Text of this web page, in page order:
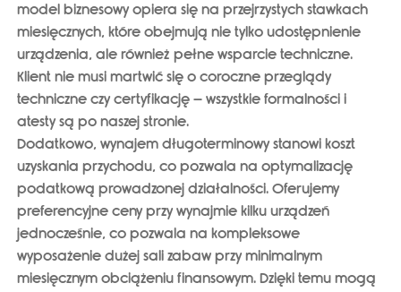
model biznesowy opiera się na przejrzystych stawkach
miesięcznych, które obejmują nie tylko udostępnienie
urządzenia, ale również pełne wsparcie techniczne.
Klient nie musi martwić się o coroczne przeglądy
techniczne czy certyfikację – wszystkie formalności i
atesty są po naszej stronie.
Dodatkowo, wynajem długoterminowy stanowi koszt
uzyskania przychodu, co pozwala na optymalizację
podatkową prowadzonej działalności. Oferujemy
preferencyjne ceny przy wynajmie kilku urządzeń
jednocześnie, co pozwala nakompleksowe
wyposażenie dużej sali zabaw przy minimalnym
miesięcznym obciążeniu finansowym. Dzięki temu mogą